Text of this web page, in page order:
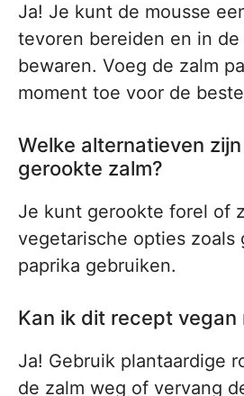
Ja! Je kunt de mousse
tevoren bereiden en in
bewaren. Voeg de zalm
moment toe voor de
Welke alternatieven
gerookte zalm?
Je kunt gerookte forel of
vegetarische opties zoals
paprika gebruiken.
Kan ik dit recept vegan
Ja! Gebruik plantaardige
de zalm weg of vervang